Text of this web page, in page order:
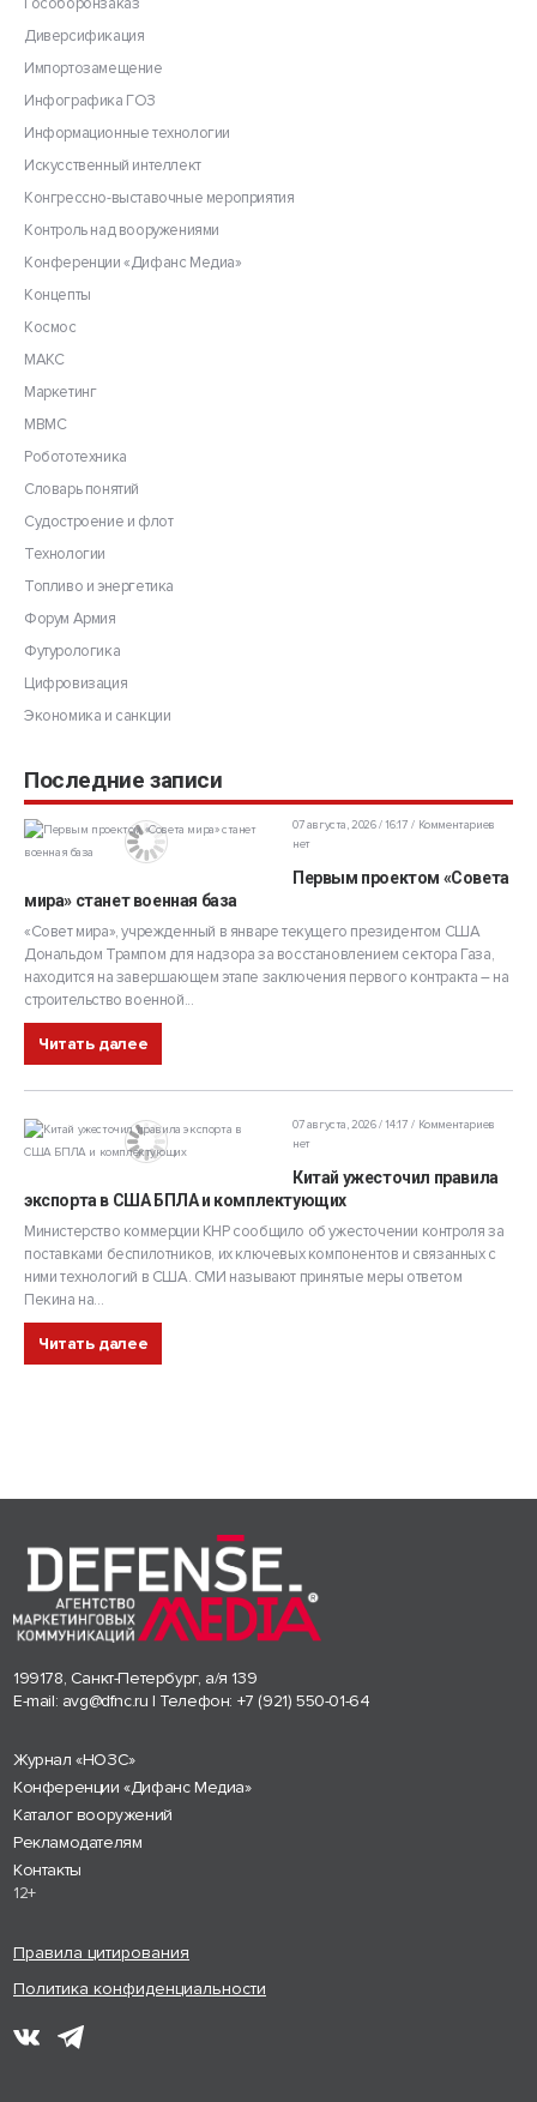
Диверсификация
Импортозамещение
Инфографика ГОЗ
Информационные технологии
Искусственный интеллект
Конгрессно-выставочные мероприятия
Контроль над вооружениями
Конференции «Дифанс Медиа»
Концепты
Космос
МАКС
Маркетинг
МВМС
Робототехника
Словарь понятий
Судостроение и флот
Технологии
Топливо и энергетика
Форум Армия
Футурологика
Цифровизация
Экономика и санкции
Последние записи
07 августа, 2026 / 16:17
Комментариев
нет
Первым проектом «Совета
мира» станет военная база
«Совет мира», учрежденный в январе текущего президентом США
Дональдом Трампом для надзора за восстановлением сектора Газа,
находится на завершающем этапе заключения первого контракта – на
строительство военной...
Читать далее
07 августа, 2026 / 14:17
Комментариев
нет
Китай ужесточил правила
экспорта в США БПЛА и комплектующих
Министерство коммерции КНР сообщило об ужесточении контроля за
поставками беспилотников, их ключевых компонентов и связанных с
ними технологий в США. СМИ называют принятые меры ответом
Пекина на...
Читать далее
199178, Санкт-Петербург, а/я 139
E-mail: avg@dfnc.ru | Телефон: +7 (921) 550-01-64
Журнал «НОЗС»
Конференции «Дифанс Медиа»
Каталог вооружений
Рекламодателям
Контакты
12+
Правила цитирования
Политика конфиденциальности